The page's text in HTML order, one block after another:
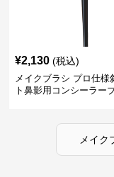
¥2,130 (税込)
メイクブラシ プロ仕様
ト鼻影用コンシーラー
メイク